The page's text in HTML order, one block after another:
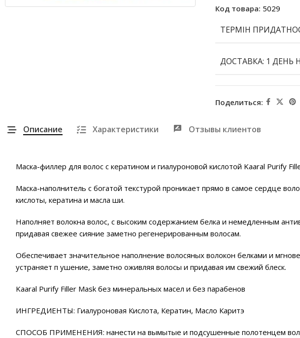
Код товара: 5029
ТЕРМІН
ДОСТАВКА: 1
Поделиться:
Описание Характеристики Отзывы клиентов
Маска-филлер для волос с кератином и гиалуроновой кислотой Kaaral Purify
Маска-наполнитель с богатой текстурой проникает прямо в самое сердце
кислоты, кератина и масла ши.
Наполняет волокна волос, с высоким содержанием белка и немедленным
придавая свежее сияние заметно регенерированным волосам.
Обеспечивает значительное наполнение волосяных волокон белками и
устраняет п ушение, заметно оживляя волосы и придавая им свежий блеск.
Kaaral Purify Filler Mask без минеральных масел и без парабенов
ИНГРЕДИЕНТЫ: Гиалуроновая Кислота, Кератин, Масло Каритэ
СПОСОБ ПРИМЕНЕНИЯ: нанести на вымытые и подсушенные полотенцем